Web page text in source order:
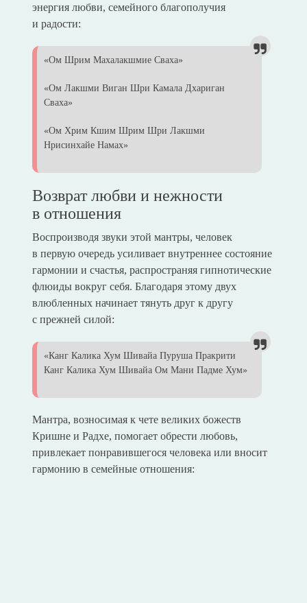
энергия любви, семейного благополучия
и радости:
«Ом Шрим Махалакшмие Сваха»
«Ом Лакшми Виган Шри Камала Дхариган
Сваха»
«Ом Хрим Кшим Шрим Шри Лакшми
Нрисинхайе Намах»
Возврат любви и нежности
в отношения
Воспроизводя звуки этой мантры, человек
в первую очередь усиливает внутреннее состояние
гармонии и счастья, распространяя гипнотические
флюиды вокруг себя. Благодаря этому двух
влюбленных начинает тянуть друг к другу
с прежней силой:
«Канг Калика Хум Шивайа Пуруша Пракрити
Канг Калика Хум Шивайа Ом Мани Падме Хум»
Мантра, возносимая к чете великих божеств
Кришне и Радхе, помогает обрести любовь,
привлекает понравившегося человека или вносит
гармонию в семейные отношения: